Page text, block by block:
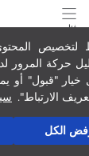
المحتوى
حركة المرور
"قبول" أو
الارتباط".
الكل
فئات
مشترياتي